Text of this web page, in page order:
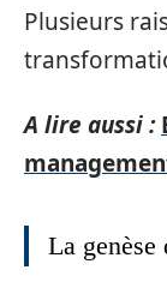
Plusieurs
A lire aussi :
La genèse